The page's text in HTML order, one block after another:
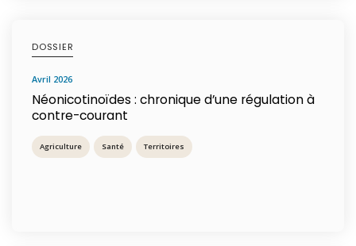
DOSSIER
avril 2026
Néonicotinoïdes : chronique d’une régulation à
contre-courant
Agriculture Santé Territoires